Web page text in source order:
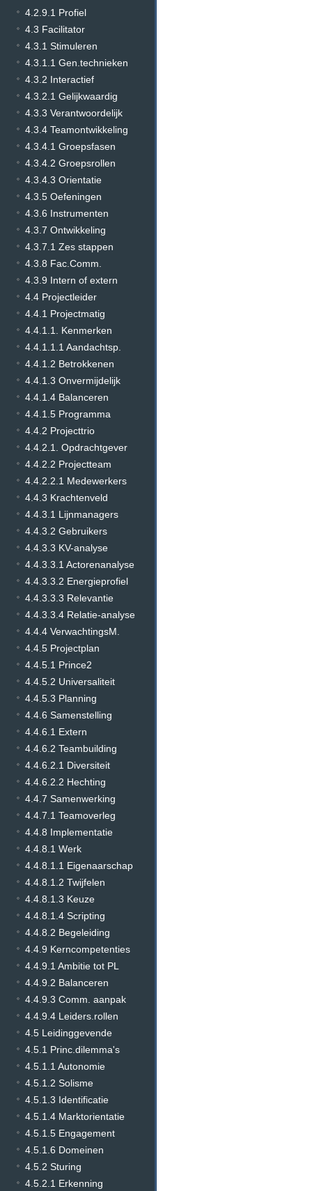
4.2.9.1 Profiel
4.3 Facilitator
4.3.1 Stimuleren
4.3.1.1 Gen.technieken
4.3.2 Interactief
4.3.2.1 Gelijkwaardig
4.3.3 Verantwoordelijk
4.3.4 Teamontwikkeling
4.3.4.1 Groepsfasen
4.3.4.2 Groepsrollen
4.3.4.3 Orientatie
4.3.5 Oefeningen
4.3.6 Instrumenten
4.3.7 Ontwikkeling
4.3.7.1 Zes stappen
4.3.8 Fac.Comm.
4.3.9 Intern of extern
4.4 Projectleider
4.4.1 Projectmatig
4.4.1.1. Kenmerken
4.4.1.1.1 Aandachtsp.
4.4.1.2 Betrokkenen
4.4.1.3 Onvermijdelijk
4.4.1.4 Balanceren
4.4.1.5 Programma
4.4.2 Projecttrio
4.4.2.1. Opdrachtgever
4.4.2.2 Projectteam
4.4.2.2.1 Medewerkers
4.4.3 Krachtenveld
4.4.3.1 Lijnmanagers
4.4.3.2 Gebruikers
4.4.3.3 KV-analyse
4.4.3.3.1 Actorenanalyse
4.4.3.3.2 Energieprofiel
4.4.3.3.3 Relevantie
4.4.3.3.4 Relatie-analyse
4.4.4 VerwachtingsM.
4.4.5 Projectplan
4.4.5.1 Prince2
4.4.5.2 Universaliteit
4.4.5.3 Planning
4.4.6 Samenstelling
4.4.6.1 Extern
4.4.6.2 Teambuilding
4.4.6.2.1 Diversiteit
4.4.6.2.2 Hechting
4.4.7 Samenwerking
4.4.7.1 Teamoverleg
4.4.8 Implementatie
4.4.8.1 Werk
4.4.8.1.1 Eigenaarschap
4.4.8.1.2 Twijfelen
4.4.8.1.3 Keuze
4.4.8.1.4 Scripting
4.4.8.2 Begeleiding
4.4.9 Kerncompetenties
4.4.9.1 Ambitie tot PL
4.4.9.2 Balanceren
4.4.9.3 Comm. aanpak
4.4.9.4 Leiders.rollen
4.5 Leidinggevende
4.5.1 Princ.dilemma's
4.5.1.1 Autonomie
4.5.1.2 Solisme
4.5.1.3 Identificatie
4.5.1.4 Marktorientatie
4.5.1.5 Engagement
4.5.1.6 Domeinen
4.5.2 Sturing
4.5.2.1 Erkenning